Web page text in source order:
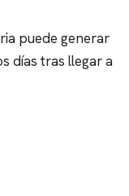
puede generar
días tras llegar a